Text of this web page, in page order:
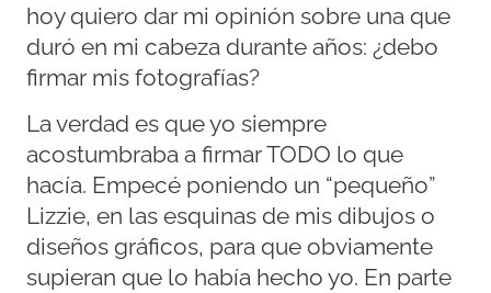
hoy quiero dar mi opinión sobre una que
duró en mi cabeza durante años: ¿debo
firmar mis fotografías?
La verdad es que yo siempre
acostumbraba a firmar TODO lo que
hacía. Empecé poniendo un “pequeño”
Lizzie, en las esquinas de mis dibujos o
diseños gráficos, para que obviamente
supieran que lo había hecho yo. En parte